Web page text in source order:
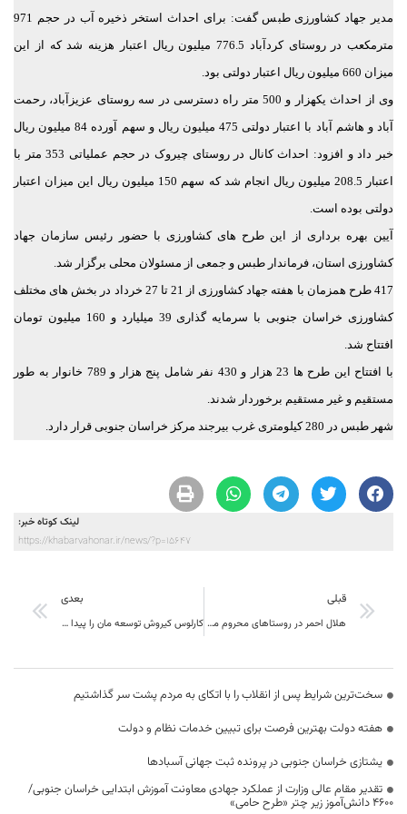
مدیر جهاد کشاورزی طبس گفت: برای احداث استخر ذخیره آب در حجم 971
مترمکعب در روستای کردآباد 776.5 میلیون ریال اعتبار هزینه شد که از این
میزان 660 میلیون ریال اعتبار دولتی بود.
وی از احداث یکهزار و 500 متر راه دسترسی در سه روستای عزیزآباد، رحمت
آباد و هاشم آباد با اعتبار دولتی 475 میلیون ریال و سهم آورده 84 میلیون ریال
خبر داد و افزود: احداث کانال در روستای چیروک در حجم عملیاتی 353 متر با
اعتبار 208.5 میلیون ریال انجام شد که سهم 150 میلیون ریال این میزان اعتبار
دولتی بوده است.
آیین بهره برداری از این طرح های کشاورزی با حضور رئیس سازمان جهاد
کشاورزی استان، فرماندار طبس و جمعی از مسئولان محلی برگزار شد.
417 طرح همزمان با هفته جهاد کشاورزی از 21 تا 27 خرداد در بخش های مختلف
کشاورزی خراسان جنوبی با سرمایه گذاری 39 میلیارد و 160 میلیون تومان
افتتاح شد.
با افتتاح این طرح ها 23 هزار و 430 نفر شامل پنج هزار و 789 خانوار به طور
مستقیم و غیر مستقیم برخوردار شدند.
شهر طبس در 280 کیلومتری غرب بیرجند مرکز خراسان جنوبی قرار دارد.
لینک کوتاه خبر:
https://khabarvahonar.ir/news/?p=15647
قبلی
هلال احمر در روستاهای محروم منطقه درمیان
بعدی
کارلوس کیروش توسعه مان را پیدا کنیم…
سخت‌ترین شرایط پس از انقلاب را با اتکای به مردم پشت سر گذاشتیم
هفته دولت بهترین فرصت برای تبیین خدمات نظام و دولت
یشتازی خراسان جنوبی در پرونده ثبت جهانی آسبادها
تقدیر مقام عالی وزارت از عملکرد جهادی معاونت آموزش ابتدایی خراسان جنوبی/
۴۶۰۰ دانش‌آموز زیر چتر «طرح حامی»